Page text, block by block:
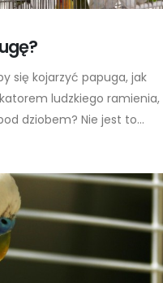
się kojarzyć papuga, jak
ludzkiego ramienia,
dziobem? Nie jest to...